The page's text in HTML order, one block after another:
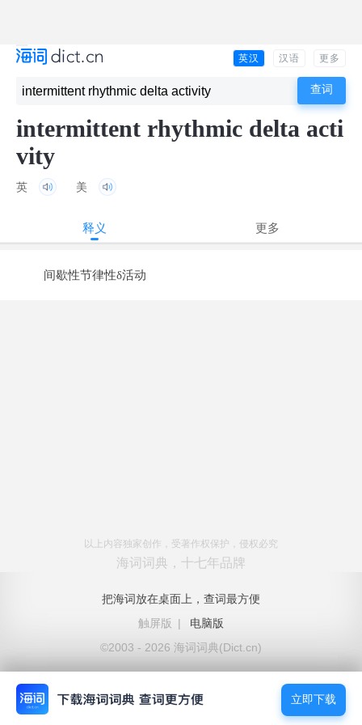
英汉 汉语 更多
intermittent rhythmic delta acti
vity
英 美
释义 更多
间歇性节律性δ活动
以上内容独家创作，受著作权保护，侵权必究
海词词典，十七年品牌
把海词放在桌面上，查词最方便
触屏版
|
电脑版
©2003 - 2026 海词词典(Dict.cn)
立即下载
立即下载